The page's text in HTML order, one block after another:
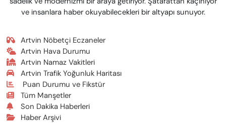
ve insanlara haber okuyabilecekleri bir altyapı sunuyor.
Artvin Nöbetçi Eczaneler
Artvin Hava Durumu
Artvin Namaz Vakitleri
Artvin Trafik Yoğunluk Haritası
Puan Durumu ve Fikstür
Tüm Manşetler
Son Dakika Haberleri
Haber Arşivi